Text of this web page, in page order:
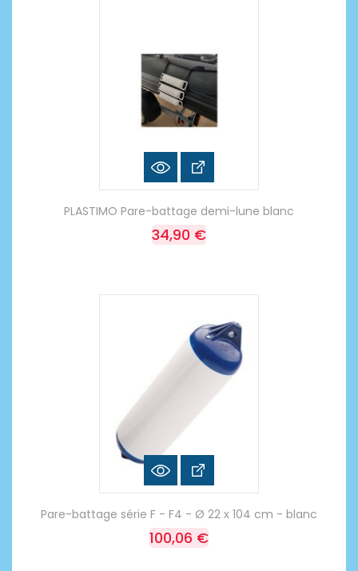
PLASTIMO Pare-battage demi-lune blanc
34,90 €
Pare-battage série F - F4 - Ø 22 x 104 cm - blanc
100,06 €